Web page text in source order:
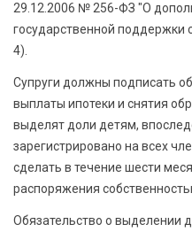
29.12.2006 № 256-ФЗ "О
государственной поддержки
4).
Супруги должны подписать
выплаты ипотеки и снятия
выделят доли детям,
зарегистрировано на всех
сделать в течение шести
распоряжения
Обязательство о выделении